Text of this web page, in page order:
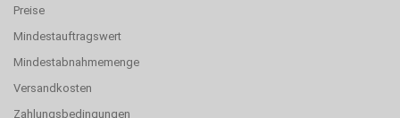
Preise
Mindestauftragswert
Mindestabnahmemenge
Versandkosten
Zahlungsbedingungen